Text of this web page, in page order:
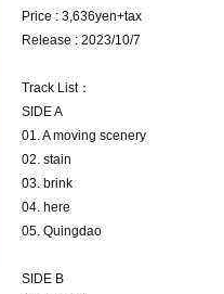
Price : 3,636yen+tax
Release : 2023/10/7
Track List：
SIDE A
01. A moving scenery
02. stain
03. brink
04. here
05. Quingdao
SIDE B